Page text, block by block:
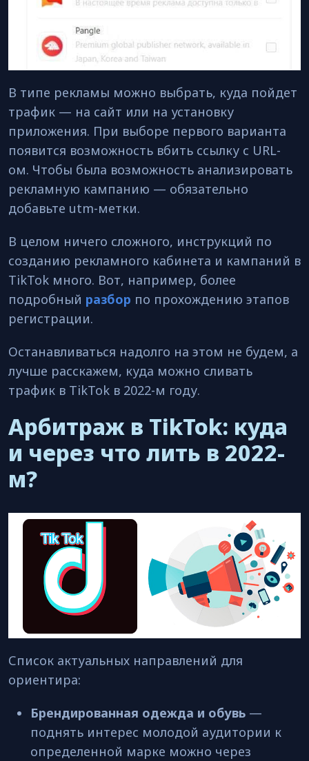
В типе рекламы можно выбрать, куда пойдет
трафик — на сайт или на установку
приложения. При выборе первого варианта
появится возможность вбить ссылку с URL-
ом. Чтобы была возможность анализировать
рекламную кампанию — обязательно
добавьте utm-метки.
В целом ничего сложного, инструкций по
созданию рекламного кабинета и кампаний в
TikTok много. Вот, например, более
подробный разбор по прохождению этапов
регистрации.
Останавливаться надолго на этом не будем, а
лучше расскажем, куда можно сливать
трафик в TikTok в 2022-м году.
Арбитраж в TikTok: куда
и через что лить в 2022-
м?
Список актуальных направлений для
ориентира:
Брендированная одежда и обувь —
поднять интерес молодой аудитории к
определенной марке можно через